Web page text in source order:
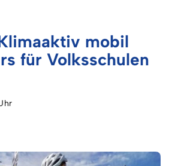
mobil
für Volksschulen